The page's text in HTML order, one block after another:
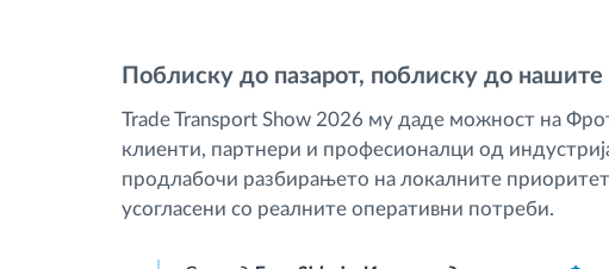
Поблиску до пазарот, поблиску до нашите
Trade Transport Show 2026 му даде можност на
клиенти, партнери и професионалци од
продлабочи разбирањето на локалните
усогласени со реалните оперативни потреби.